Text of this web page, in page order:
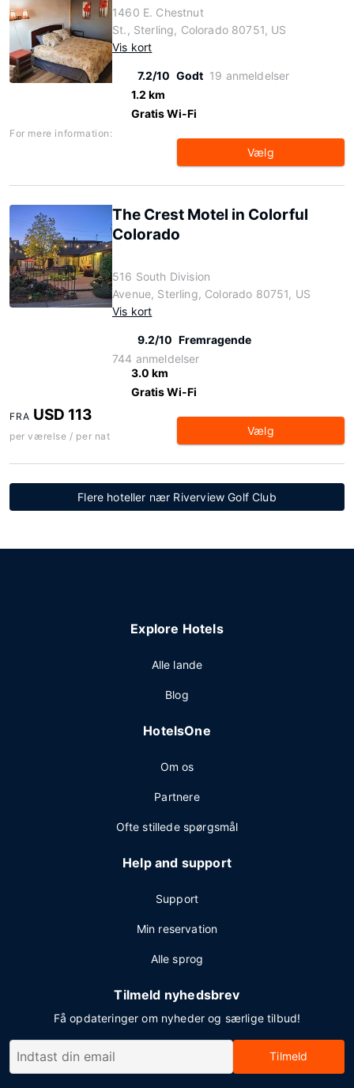
1460 E. Chestnut
St., Sterling, Colorado 80751, US
Vis kort
7.2/10 Godt 19 anmeldelser
1.2 km
Gratis Wi-Fi
For mere information:
Vælg
The Crest Motel in Colorful
Colorado
516 South Division
Avenue, Sterling, Colorado 80751, US
Vis kort
9.2/10 Fremragende
744 anmeldelser
3.0 km
Gratis Wi-Fi
FRA USD 113
per værelse / per nat Vælg
Flere hoteller nær Riverview Golf Club
Explore Hotels
Alle lande
Blog
HotelsOne
Om os
Partnere
Ofte stillede spørgsmål
Help and support
Support
Min reservation
Alle sprog
Tilmeld nyhedsbrev
Få opdateringer om nyheder og særlige tilbud!
Tilmeld